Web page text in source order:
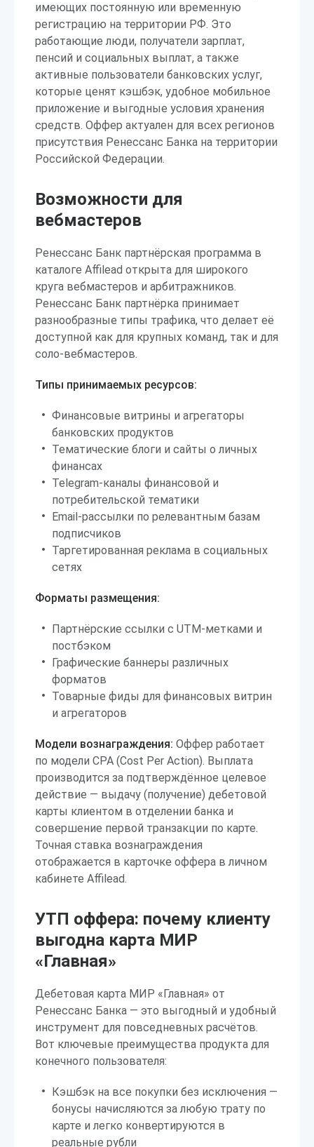
имеющих постоянную или временную
регистрацию на территории РФ. Это
работающие люди, получатели зарплат,
пенсий и социальных выплат, а также
активные пользователи банковских услуг,
которые ценят кэшбэк, удобное мобильное
приложение и выгодные условия хранения
средств. Оффер актуален для всех регионов
присутствия Ренессанс Банка на территории
Российской Федерации.
Возможности для
вебмастеров
Ренессанс Банк партнёрская программа в
каталоге Affilead открыта для широкого
круга вебмастеров и арбитражников.
Ренессанс Банк партнёрка принимает
разнообразные типы трафика, что делает её
доступной как для крупных команд, так и для
соло-вебмастеров.
Типы принимаемых ресурсов:
Финансовые витрины и агрегаторы
банковских продуктов
Тематические блоги и сайты о личных
финансах
Telegram-каналы финансовой и
потребительской тематики
Email-рассылки по релевантным базам
подписчиков
Таргетированная реклама в социальных
сетях
Форматы размещения:
Партнёрские ссылки с UTM-метками и
постбэком
Графические баннеры различных
форматов
Товарные фиды для финансовых витрин
и агрегаторов
Модели вознаграждения: Оффер работает
по модели CPA (Cost Per Action). Выплата
производится за подтверждённое целевое
действие — выдачу (получение) дебетовой
карты клиентом в отделении банка и
совершение первой транзакции по карте.
Точная ставка вознаграждения
отображается в карточке оффера в личном
кабинете Affilead.
УТП оффера: почему клиенту
выгодна карта МИР
«Главная»
Дебетовая карта МИР «Главная» от
Ренессанс Банка — это выгодный и удобный
инструмент для повседневных расчётов.
Вот ключевые преимущества продукта для
конечного пользователя:
Кэшбэк на все покупки без исключения —
бонусы начисляются за любую трату по
карте и легко конвертируются в
реальные рубли